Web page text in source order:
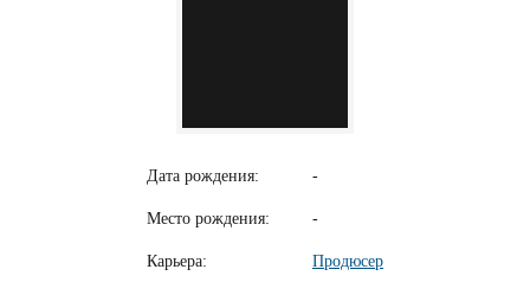
Дата рождения: -
Место рождения: -
Карьера: Продюсер